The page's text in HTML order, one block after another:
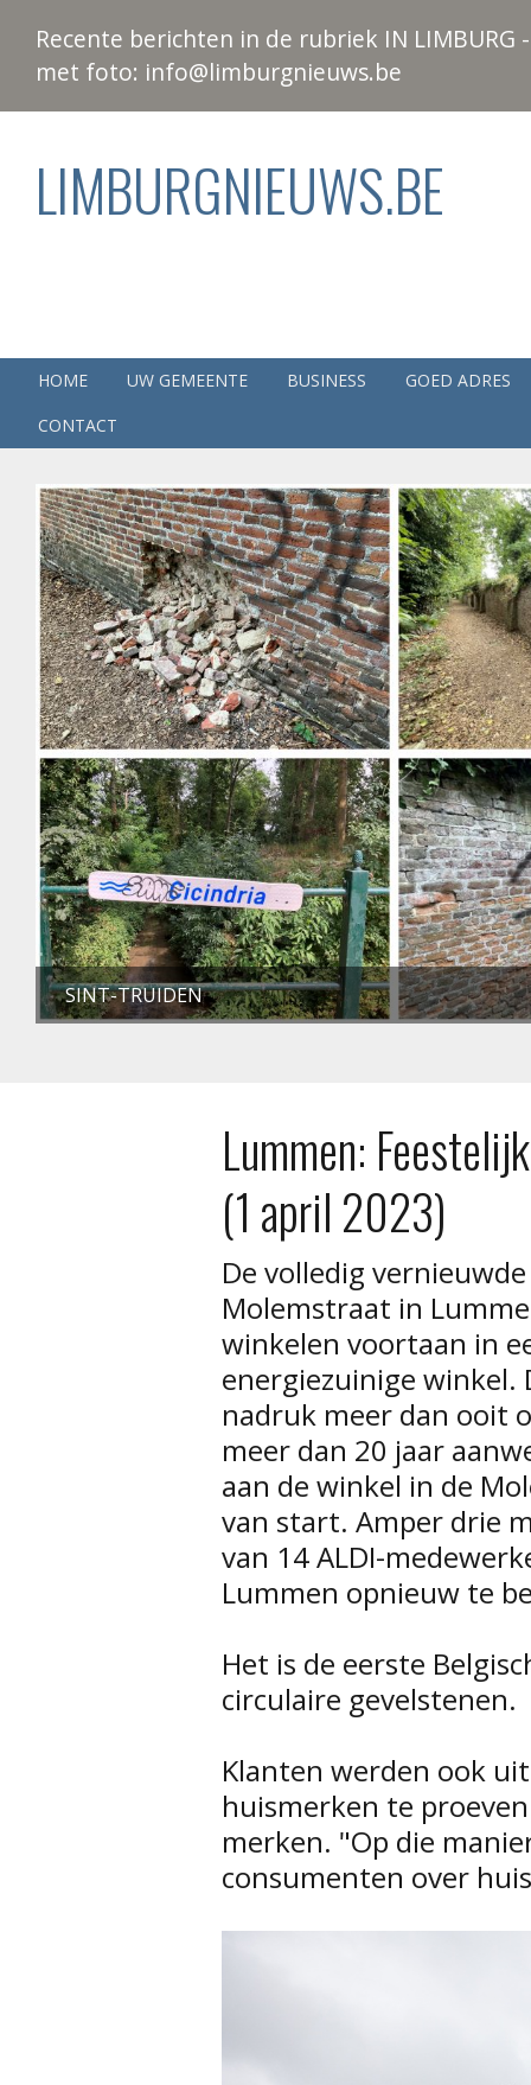
Recente berichten in de rubriek IN
met foto: info@limburgnieuws.be
LIMBURGNIEUWS.BE
HOME UW GEMEENTE BUSINESS
GOED ADRES
CONTACT
SINT-TRUIDEN
Lummen:
(1 april 2023)
De volledig
Molemstraat in
winkelen voortaan in
energiezuinige
nadruk meer dan ooit
meer dan 20 jaar
aan de winkel in de
van start. Amper drie
van 14 ALDI-
Lummen opnieuw te
Het is de eerste
circulaire gevelstenen.
Klanten werden ook
huismerken te
merken. "Op die
consumenten over